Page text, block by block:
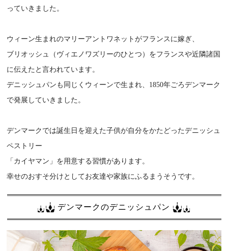
っていきました。
ウィーン生まれのマリーアントワネットがフランスに嫁ぎ、
ブリオッシュ（ヴィエノワズリーのひとつ）をフランスや近隣諸国
に伝えたと言われています。
デニッシュパンも同じくウィーンで生まれ、1850年ごろデンマーク
で発展していきました。
デンマークでは誕生日を迎えた子供が自分をかたどったデニッシュ
ペストリー
「カイヤマン」を用意する習慣があります。
幸せのおすそ分けとしてお友達や家族にふるまうそうです。
デンマークのデニッシュパン